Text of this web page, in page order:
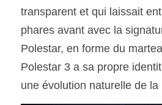
transparent et qui laissait
phares avant avec la
Polestar, en forme du
Polestar 3 a sa propre
une évolution naturelle de la